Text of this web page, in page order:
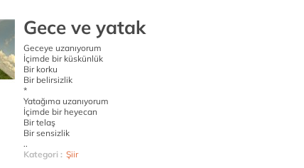
Gece ve yatak
Geceye uzanıyorum
İçimde bir küskünlük
Bir korku
Bir belirsizlik
*
Yatağıma uzanıyorum
İçimde bir heyecan
Bir telaş
Bir sensizlik
..
Kategori : Şiir